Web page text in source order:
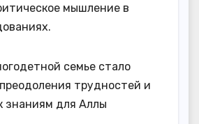
мышление в
семье стало
трудностей и
знаниям для Аллы